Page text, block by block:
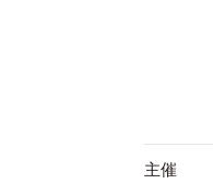
主催